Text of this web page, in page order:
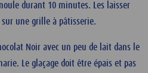
durant 10 minutes. Les laisser
une grille à pâtisserie.
Noir avec un peu de lait dans le
Le glaçage doit être épais et pas